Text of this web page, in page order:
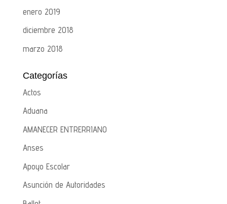
enero 2019
diciembre 2018
marzo 2018
Categorías
Actos
Aduana
AMANECER ENTRERRIANO
Anses
Apoyo Escolar
Asunción de Autoridades